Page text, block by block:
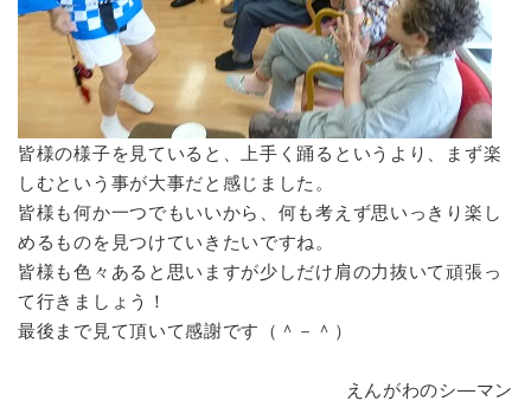
皆様の様子を見ていると、上手く踊るというより、まず楽
しむという事が大事だと感じました。
皆様も何か一つでもいいから、何も考えず思いっきり楽し
めるものを見つけていきたいですね。
皆様も色々あると思いますが少しだけ肩の力抜いて頑張っ
て行きましょう！
最後まで見て頂いて感謝です（＾－＾）
えんがわのシ―マン